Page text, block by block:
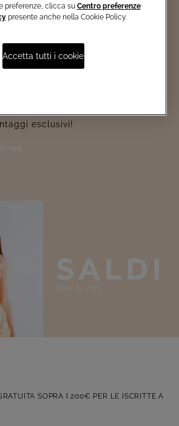
esclusivi!
ora
SOPRA I 200€ PER LE ISCRITTE A
preferenze, clicca su Centro preferenze
presente anche nella Cookie Policy.
Accetta tutti i cookie